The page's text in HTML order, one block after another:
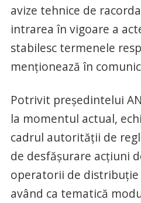
avize tehnice de
intrarea în vigoare a
stabilesc termenele
menţionează în
Potrivit preşedintelui
la momentul actual,
cadrul autorităţii de
de desfăşurare acţiuni
operatorii de distribuţie
având ca tematică